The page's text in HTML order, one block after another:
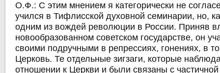
О.Ф.: С этим мнением я категорически не
учился в Тифлисской духовной семинарии, но,
одним из вождей революции в России. Приняв
новообразованном советском государстве, он
своими подручными в репрессиях, гонениях, в
Церковь. Те отдельные зигзаги, которые
отношении к Церкви и были связаны с